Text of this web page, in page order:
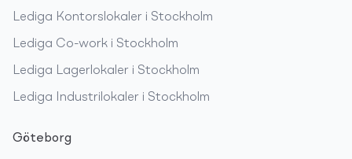
Lediga Kontorslokaler i Stockholm
Lediga Co-work i Stockholm
Lediga Lagerlokaler i Stockholm
Lediga Industrilokaler i Stockholm
Göteborg